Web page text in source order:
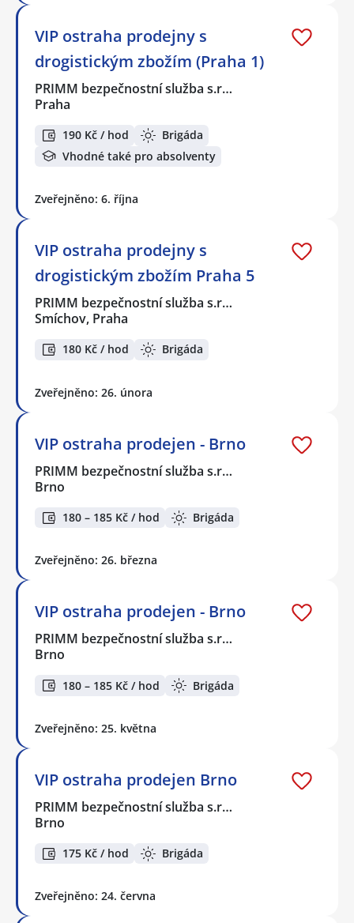
VIP ostraha prodejny s
drogistickým zbožím (Praha 1)
PRIMM bezpečnostní služba s.r…
Praha
190 Kč / hod
Brigáda
Vhodné také pro absolventy
Zveřejněno: 6. října
VIP ostraha prodejny s
drogistickým zbožím Praha 5
PRIMM bezpečnostní služba s.r…
Smíchov, Praha
180 Kč / hod Brigáda
Zveřejněno: 26. února
VIP ostraha prodejen - Brno
PRIMM bezpečnostní služba s.r…
Brno
180 – 185 Kč / hod Brigáda
Zveřejněno: 26. března
VIP ostraha prodejen - Brno
PRIMM bezpečnostní služba s.r…
Brno
180 – 185 Kč / hod Brigáda
Zveřejněno: 25. května
VIP ostraha prodejen Brno
PRIMM bezpečnostní služba s.r…
Brno
175 Kč / hod Brigáda
Zveřejněno: 24. června